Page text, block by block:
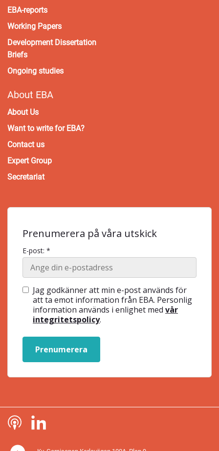
EBA-reports
Working Papers
Development Dissertation
Briefs
Ongoing studies
About EBA
About Us
Want to write for EBA?
Contact us
Expert Group
Secretariat
Prenumerera på våra utskick
E-post: *
Jag godkänner att min e-post används för
att ta emot information från EBA. Personlig
information används i enlighet med vår
integritetspolicy.
Prenumerera